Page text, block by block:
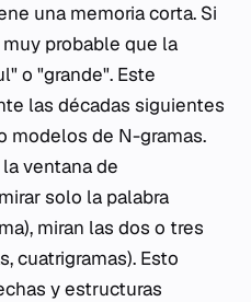
una memoria corta. Si
probable que la
o "grande". Este
las décadas siguientes
modelos de N-gramas.
ventana de
solo la palabra
miran las dos o tres
cuatrigramas). Esto
y estructuras